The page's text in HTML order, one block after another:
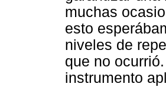
muchas
esto
niveles de
que no
instrumento